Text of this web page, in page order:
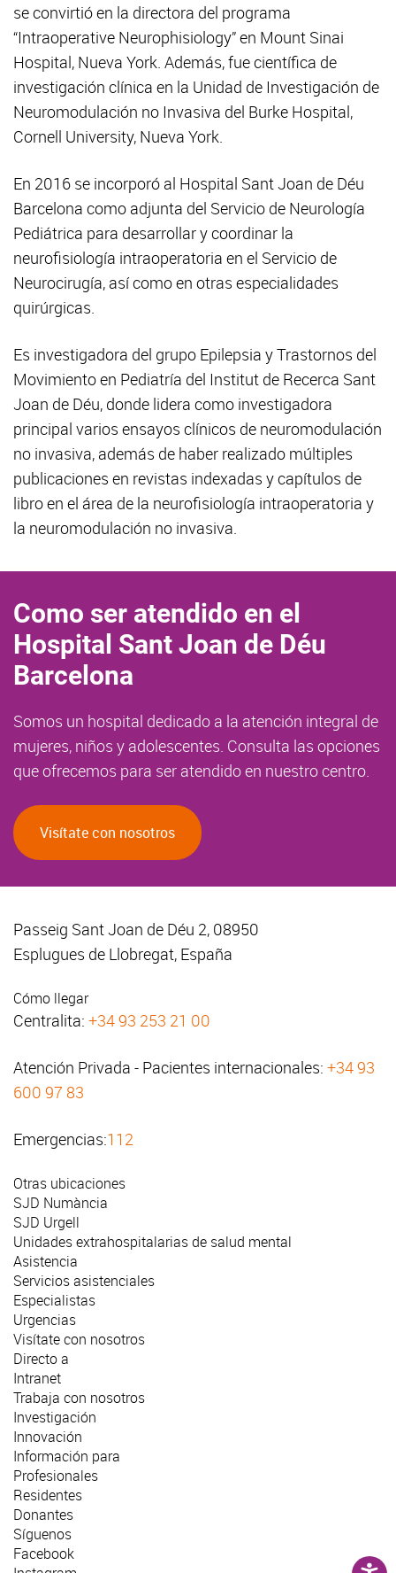
se convirtió en la directora del programa
“Intraoperative Neurophisiology” en Mount Sinai
Hospital, Nueva York. Además, fue científica de
investigación clínica en la Unidad de Investigación de
Neuromodulación no Invasiva del Burke Hospital,
Cornell University, Nueva York.
En 2016 se incorporó al Hospital Sant Joan de Déu
Barcelona como adjunta del Servicio de Neurología
Pediátrica para desarrollar y coordinar la
neurofisiología intraoperatoria en el Servicio de
Neurocirugía, así como en otras especialidades
quirúrgicas.
Es investigadora del grupo Epilepsia y Trastornos del
Movimiento en Pediatría del Institut de Recerca Sant
Joan de Déu, donde lidera como investigadora
principal varios ensayos clínicos de neuromodulación
no invasiva, además de haber realizado múltiples
publicaciones en revistas indexadas y capítulos de
libro en el área de la neurofisiología intraoperatoria y
la neuromodulación no invasiva.
Como ser atendido en el
Hospital Sant Joan de Déu
Barcelona
Somos un hospital dedicado a la atención integral de
mujeres, niños y adolescentes. Consulta las opciones
que ofrecemos para ser atendido en nuestro centro.
Visítate con nosotros
Passeig Sant Joan de Déu 2, 08950
Esplugues de Llobregat, España
Cómo llegar
Centralita: +34 93 253 21 00
Atención Privada - Pacientes internacionales: +34 93
600 97 83
Emergencias:112
Otras ubicaciones
SJD Numància
SJD Urgell
Unidades extrahospitalarias de salud mental
Asistencia
Servicios asistenciales
Especialistas
Urgencias
Visítate con nosotros
Directo a
Intranet
Trabaja con nosotros
Investigación
Innovación
Información para
Profesionales
Residentes
Donantes
Síguenos
Facebook